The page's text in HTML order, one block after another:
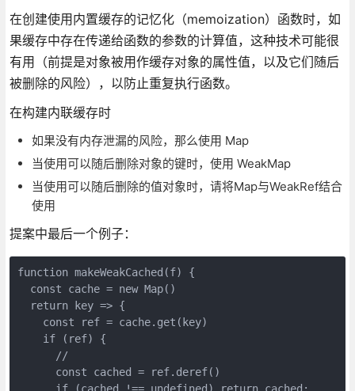
在创建使用内置缓存的记忆化（memoization）函数时，如
果缓存中存在传递给函数的参数的计算值，这种技术可能很
有用（前提是对象被用作缓存对象的属性值，以及它们随后
被删除的风险），以防止重复执行函数。
在构建内联缓存时
如果没有内存泄漏的风险，那么使用 Map
当使用可以随后删除对象的键时，使用 WeakMap
当使用可以随后删除的值对象时，请将Map与WeakRef结合
使用
提案中最后一个例子：
function makeWeakCached(f) {
  const cache = new Map()
  return key => {
    const ref = cache.get(key)
    if (ref) {
      //
      const cached = ref.deref()